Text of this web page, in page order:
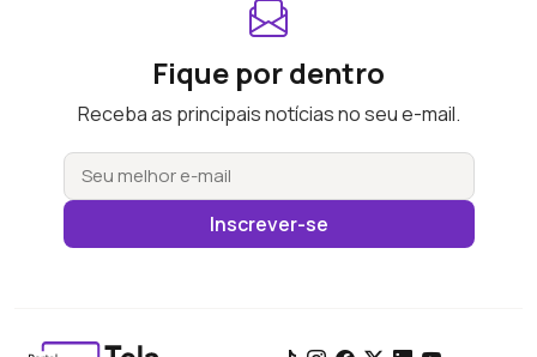
Fique por dentro
Receba as principais notícias no seu e-mail.
Inscrever-se